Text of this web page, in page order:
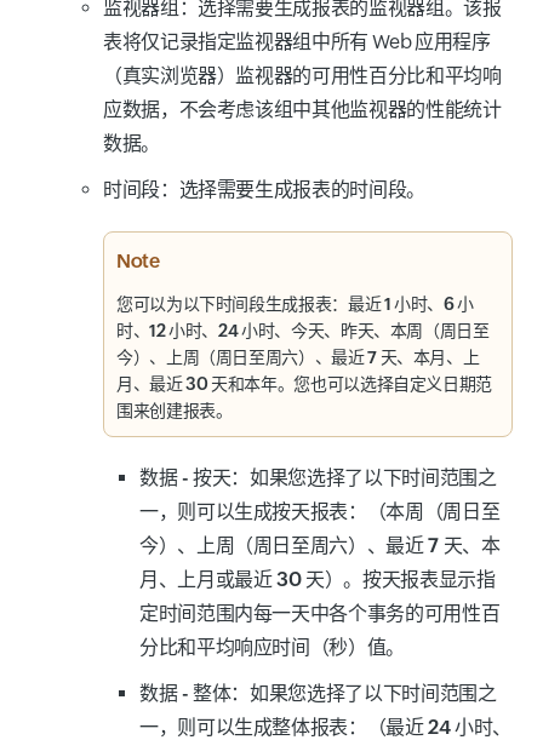
监视器组 ：选择需要生成报表的监视器组。该报
表将仅记录指定监视器组中所有 Web 应用程序
（真实浏览器）监视器的可用性百分比和平均响
应数据，不会考虑该组中其他监视器的性能统计
数据。
时间段：选择需要生成报表的时间段。
Note
您可以为以下时间段生成报表： 最近 1 小时、6 小
时、12 小时、24 小时、今天、昨天、本周（周日至
今）、上周（周日至周六）、最近 7 天、本月、上
月、最近 30 天和本年。您也可以选择自定义日期范
围来创建报表。
数据 - 按天：如果您选择了以下时间范围之
一，则可以生成按天报表 ：
（本周（周日至
今）、上周（周日至周六）、最近 7 天、本
月、上月或最近 30 天）。按天报表显示指
定时间范围内每一天中各个事务的可用性百
分比和平均响应时间（秒） 值。
数据 - 整体：如果您选择了以下时间范围之
一，则可以生成整体报表：
（最近 24 小时、